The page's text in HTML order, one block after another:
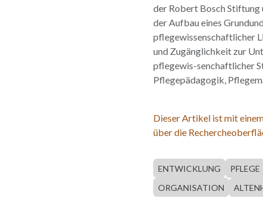
der Robert Bosch
der Aufbau eines
pflegewissenschaftlicher
und Zugänglichkeit zur
pflegewis-senchaftlicher
Pflegepädagogik,
Dieser Artikel ist mit
über die
ENTWICKLUNG PFLEGE
ORGANISATION